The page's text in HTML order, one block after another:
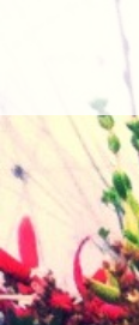
contenu